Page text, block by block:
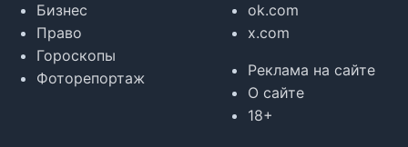
Бизнес
Право
Гороскопы
Фоторепортаж
ok.com
x.com
Реклама на сайте
О сайте
18+